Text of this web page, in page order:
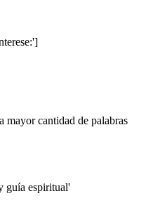
mayor cantidad de palabras
guía espiritual'